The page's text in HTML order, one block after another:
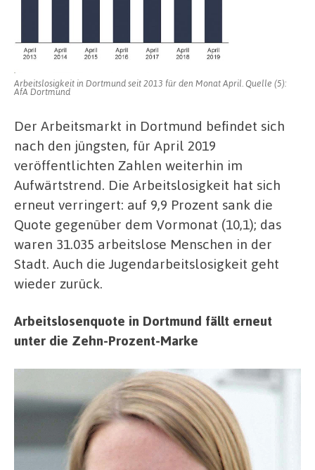
sich
fort
Arbeitslosigkeit in Dortmund seit 2013 für den Monat April. Quelle (5):
AfA Dortmund
Der Arbeitsmarkt in Dortmund befindet sich
nach den jüngsten, für April 2019
veröffentlichten Zahlen weiterhin im
Aufwärtstrend. Die Arbeitslosigkeit hat sich
erneut verringert: auf 9,9 Prozent sank die
Quote gegenüber dem Vormonat (10,1); das
waren 31.035 arbeitslose Menschen in der
Stadt. Auch die Jugendarbeitslosigkeit geht
wieder zurück.
Arbeitslosenquote in Dortmund fällt erneut
unter die Zehn-Prozent-Marke